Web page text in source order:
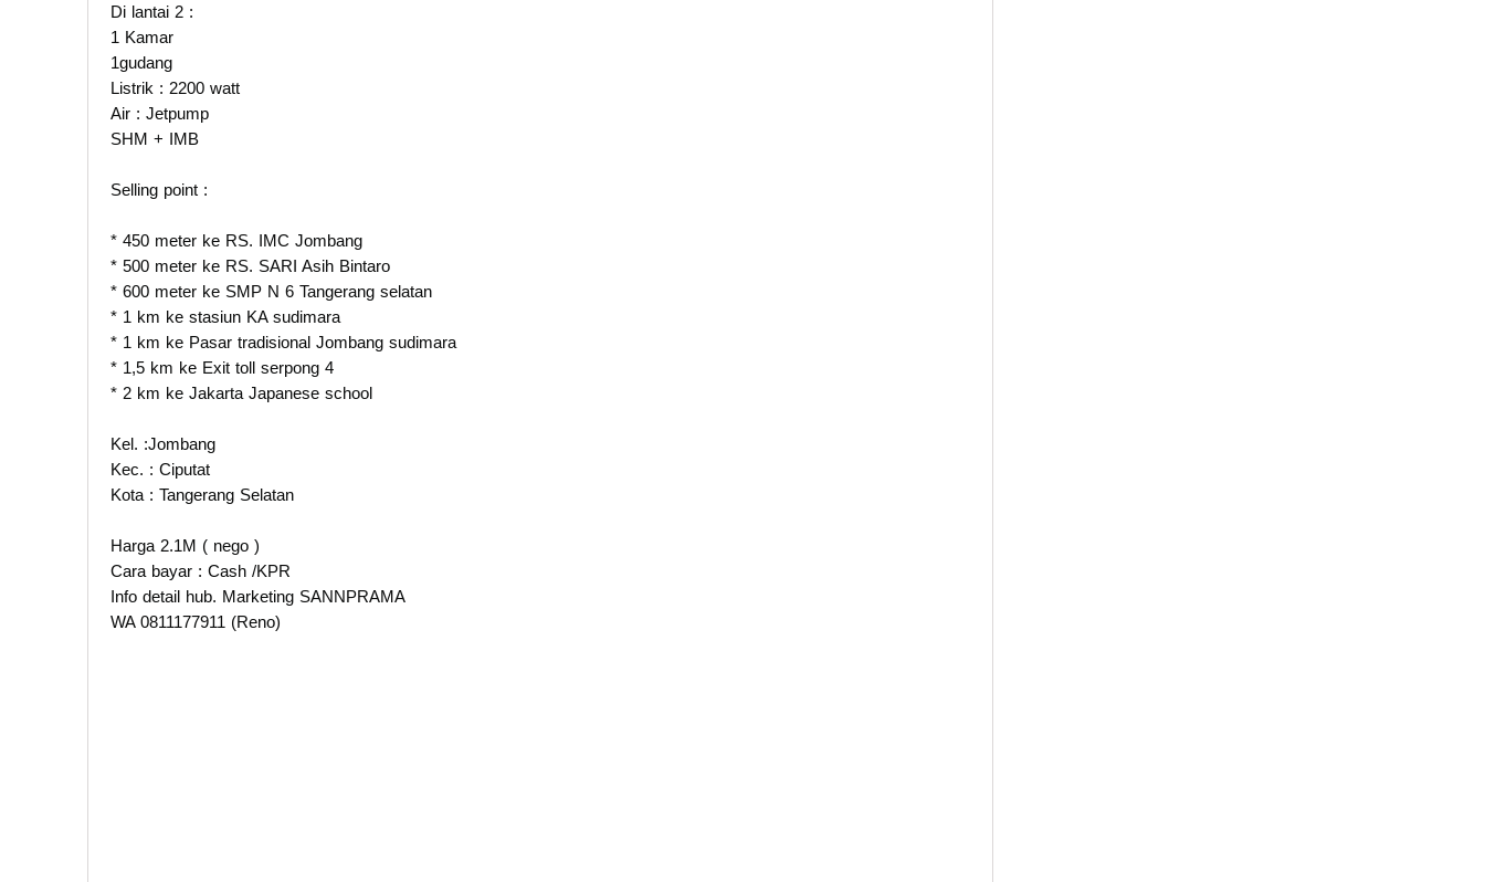
Di lantai 2 :
1 Kamar
1gudang
Listrik : 2200 watt
Air : Jetpump
SHM + IMB
Selling point :
* 450 meter ke RS. IMC Jombang
* 500 meter ke RS. SARI Asih Bintaro
* 600 meter ke SMP N 6 Tangerang selatan
* 1 km ke stasiun KA sudimara
* 1 km ke Pasar tradisional Jombang sudimara
* 1,5 km ke Exit toll serpong 4
* 2 km ke Jakarta Japanese school
Kel. :Jombang
Kec. : Ciputat
Kota : Tangerang Selatan
Harga 2.1M ( nego )
Cara bayar : Cash /KPR
Info detail hub. Marketing SANNPRAMA
WA 0811177911 (Reno)